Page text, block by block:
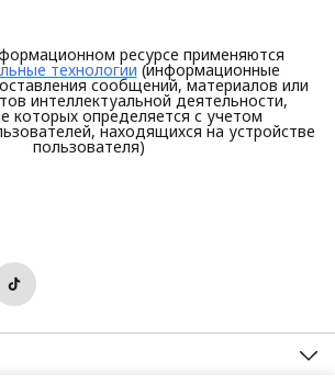
ресурсе применяются
технологии (информационные
сообщений, материалов или
интеллектуальной деятельности,
которых определяется с учетом
находящихся на устройстве
пользователя)